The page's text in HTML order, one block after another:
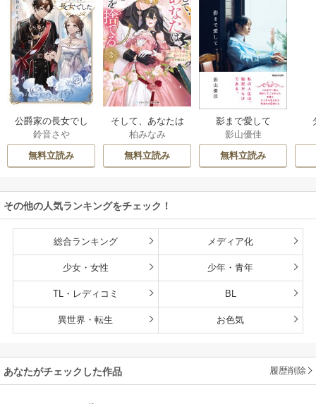
公爵家の長女でし
た
鈴音さや
無料立読み
そして、あなたは
私を捨てる
柏みなみ
無料立読み
影まで愛して
影山優佳
無料立読み
その他の人気ランキングをチェック！
総合ランキング メディア化
少女・女性 少年・青年
TL・レディコミ BL
異世界・転生 お色気
あなたがチェックした作品 履歴削除